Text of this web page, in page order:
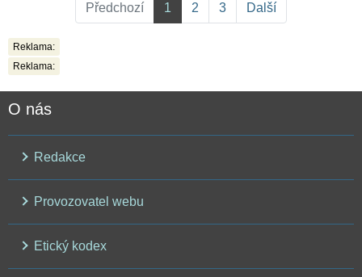
Předchozí 1 2 3 Další
Reklama:
Reklama:
O nás
Redakce
Provozovatel webu
Etický kodex